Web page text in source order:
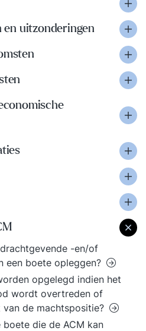
en uitzonderingen
-en/of
een boete opleggen?
opgelegd indien het
wordt overtreden of
de machtspositie?
die de ACM kan